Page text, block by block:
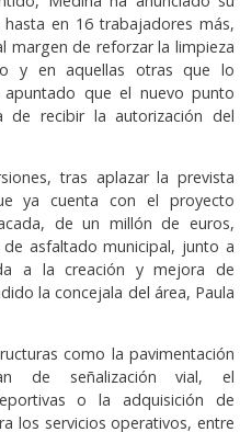
en 16 trabajadores más,
margen de reforzar la limpieza
y en aquellas otras que lo
que el nuevo punto
recibir la autorización del
tras aplazar la prevista
ya cuenta con el proyecto
de un millón de euros,
asfaltado municipal, junto a
a la creación y mejora de
la concejala del área, Paula
como la pavimentación
de señalización vial, el
o la adquisición de
los servicios operativos, entre